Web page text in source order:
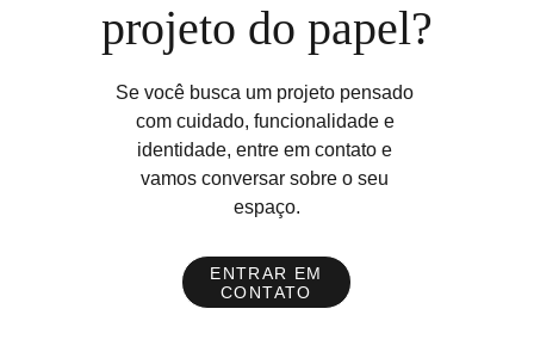
projeto do papel?
Se você busca um projeto pensado
com cuidado, funcionalidade e
identidade, entre em contato e
vamos conversar sobre o seu
espaço.
ENTRAR EM
CONTATO